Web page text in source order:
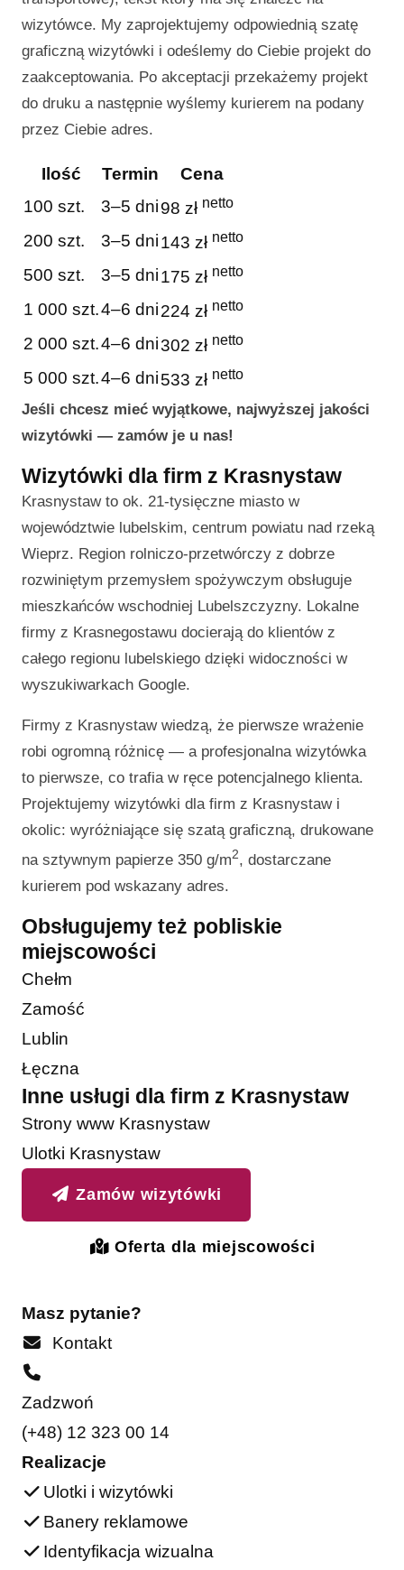
wizytówce. My zaprojektujemy odpowiednią szatę
graficzną wizytówki i odeślemy do Ciebie projekt do
zaakceptowania. Po akceptacji przekażemy projekt
do druku a następnie wyślemy kurierem na podany
przez Ciebie adres.
Ilość Termin
Cena
100 szt.
3–5 dni98 zł netto
200 szt. 3–5 dni143 zł netto
500 szt. 3–5 dni175 zł netto
1 000 szt.4–6 dni224 zł netto
2 000 szt.4–6 dni302 zł netto
5 000 szt.4–6 dni533 zł netto
Jeśli chcesz mieć wyjątkowe, najwyższej jakości
wizytówki — zamów je u nas!
Wizytówki dla firm z Krasnystaw
Krasnystaw to ok. 21-tysięczne miasto w
województwie lubelskim, centrum powiatu nad rzeką
Wieprz. Region rolniczo-przetwórczy z dobrze
rozwiniętym przemysłem spożywczym obsługuje
mieszkańców wschodniej Lubelszczyzny. Lokalne
firmy z Krasnegostawu docierają do klientów z
całego regionu lubelskiego dzięki widoczności w
wyszukiwarkach Google.
Firmy z Krasnystaw wiedzą, że pierwsze wrażenie
robi ogromną różnicę — a profesjonalna wizytówka
to pierwsze, co trafia w ręce potencjalnego klienta.
Projektujemy wizytówki dla firm z Krasnystaw i
okolic: wyróżniające się szatą graficzną, drukowane
na sztywnym papierze 350 g/m2, dostarczane
kurierem pod wskazany adres.
Obsługujemy też pobliskie
miejscowości
Chełm
Zamość
Lublin
Łęczna
Inne usługi dla firm z Krasnystaw
Strony www Krasnystaw
Ulotki Krasnystaw
Zamów wizytówki
Oferta dla miejscowości
Masz pytanie?
Kontakt
Zadzwoń
(+48) 12 323 00 14
Realizacje
Ulotki i wizytówki
Banery reklamowe
Identyfikacja wizualna